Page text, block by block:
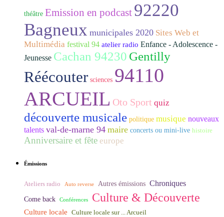
théâtre Emission en podcast 92220
Bagneux municipales 2020 Sites Web et
Multimédia festival 94 atelier radio Enfance - Adolescence -
Jeunesse Cachan 94230 Gentilly
Réécouter sciences 94110
ARCUEIL Oto Sport quiz
découverte musicale politique musique nouveaux
talents val-de-marne 94 maire concerts ou mini-live histoire
Anniversaire et fête europe
Émissions
Ateliers radio Auto reverse Autres émissions Chroniques
Come back Conférences Culture & Découverte
Culture locale Culture locale sur ... Arcueil